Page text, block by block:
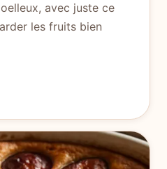
avec juste ce
les fruits bien